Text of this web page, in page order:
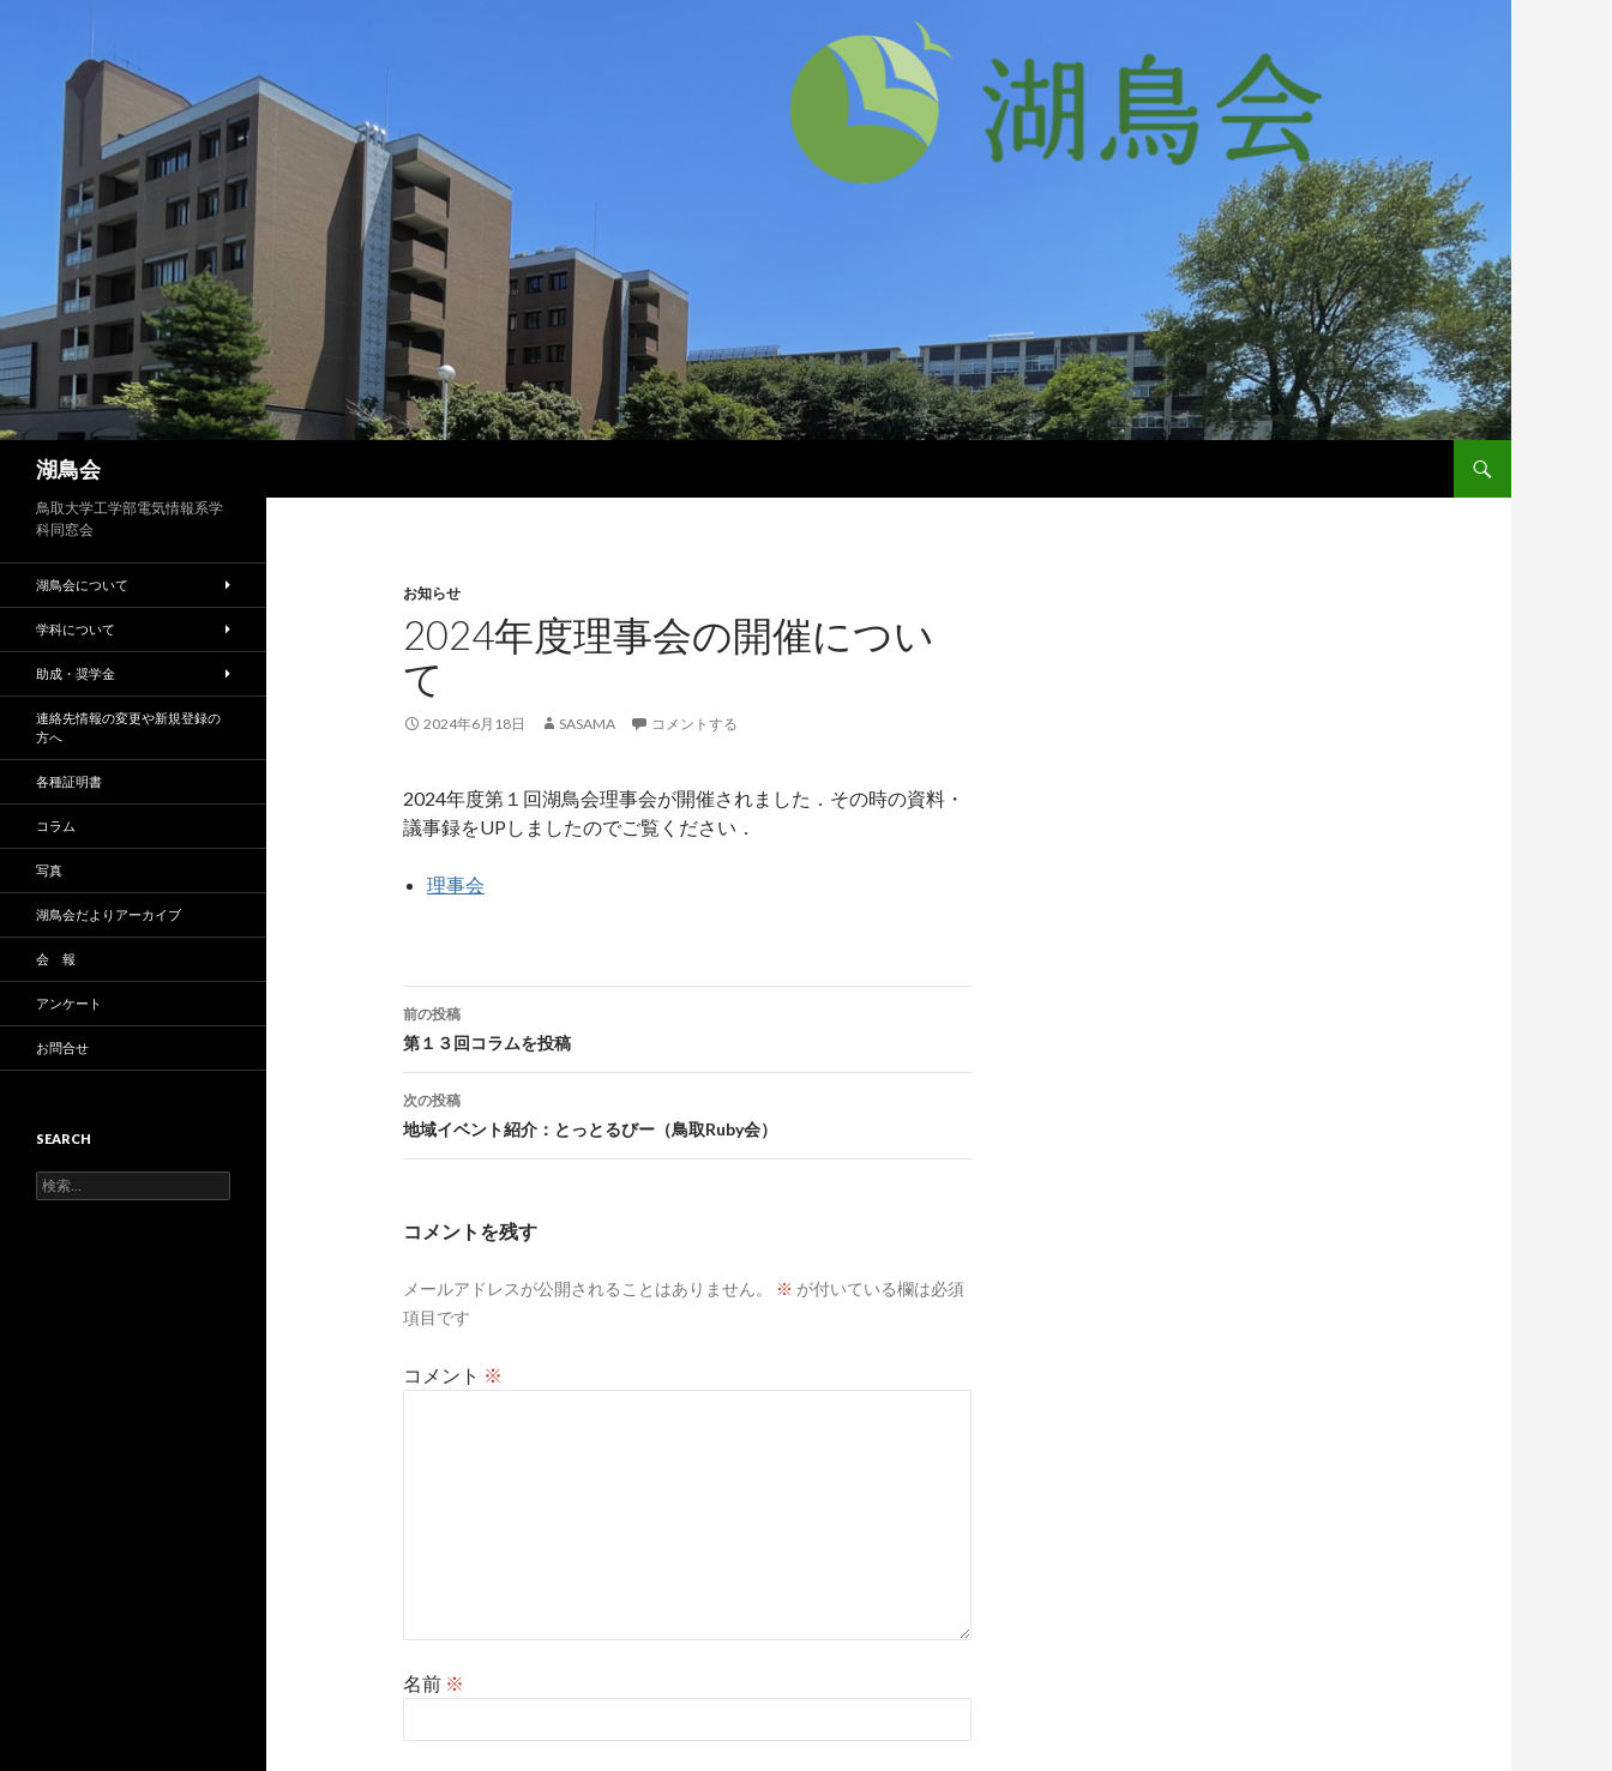
湖鳥会
お知らせ
2024年度理事会の開催につい
て
2024年6月18日 SASAMA コメントする
2024年度第１回湖鳥会理事会が開催されました．その時の資料・
議事録をUPしましたのでご覧ください．
理事会
投
稿
ナ
ビ
ゲ
ョ
前の投稿
第１３回コラムを投稿
次の投稿
地域イベント紹介：とっとるびー（鳥取Ruby会）
コメントを残す
メールアドレスが公開されることはありません。 ※ が付いている欄は必須
項目です
コメント ※
名前 ※
鳥取大学工学部電気情報系学
科同窓会
湖鳥会について
学科について
助成・奨学金
連絡先情報の変更や新規登録の
方へ
各種証明書
コラム
写真
湖鳥会だよりアーカイブ
会 報
アンケート
お問合せ
SEARCH
検
索: